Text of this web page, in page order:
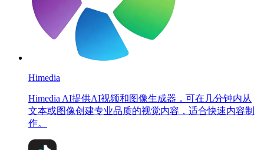
Himedia
Himedia AI提供AI视频和图像生成器，可在几分钟内从
文本或图像创建专业品质的视觉内容，适合快速内容制
作。